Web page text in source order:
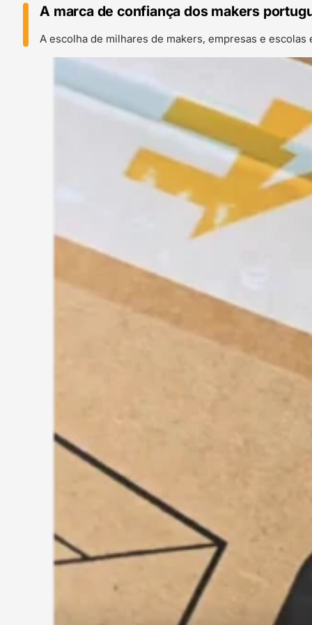
A marca de confiança dos makers
A escolha de milhares de makers, empresas e escolas